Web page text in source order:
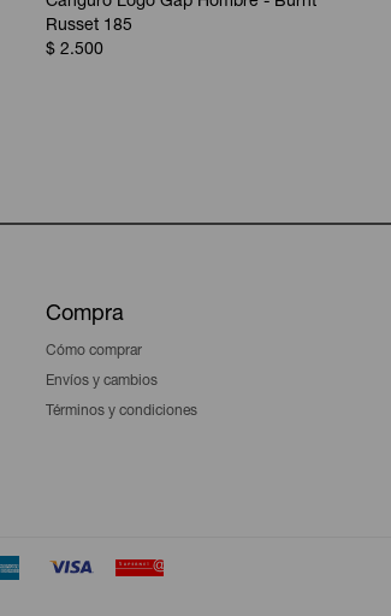
Russet 185
$ 2.500
Compra
Cómo comprar
Envíos y cambios
Términos y condiciones